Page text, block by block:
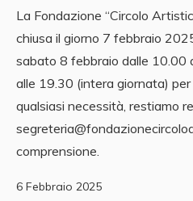
La Fondazione “Circolo
chiusa il giorno 7 febbraio
sabato 8 febbraio dalle 10.00
alle 19.30 (intera giornata)
qualsiasi necessità, restiamo
comprensione.
6 Febbraio 2025